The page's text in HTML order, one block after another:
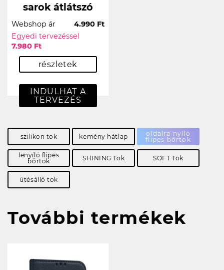
sarok átlátszó
Webshop ár
4.990 Ft
Egyedi tervezéssel
7.980 Ft
részletek
INDULHAT A
TERVEZÉS
szilikon tok kemény hátlap
oldalra nyíló
flipes bőrtok
lenyíló flipes
bőrtok
SHINING Tok SOFT Tok
ütésálló tok
További termékek